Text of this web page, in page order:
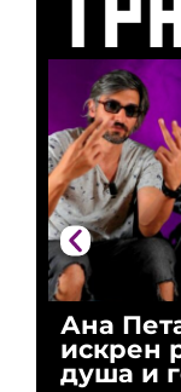
Ана
искрен
душа и